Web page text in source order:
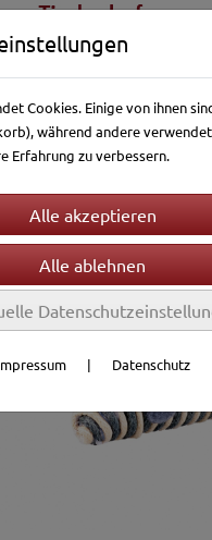
Katzenbälle
Cookies. Einige von ihnen
während andere
Erfahrung zu verbessern.
| Datenschutz